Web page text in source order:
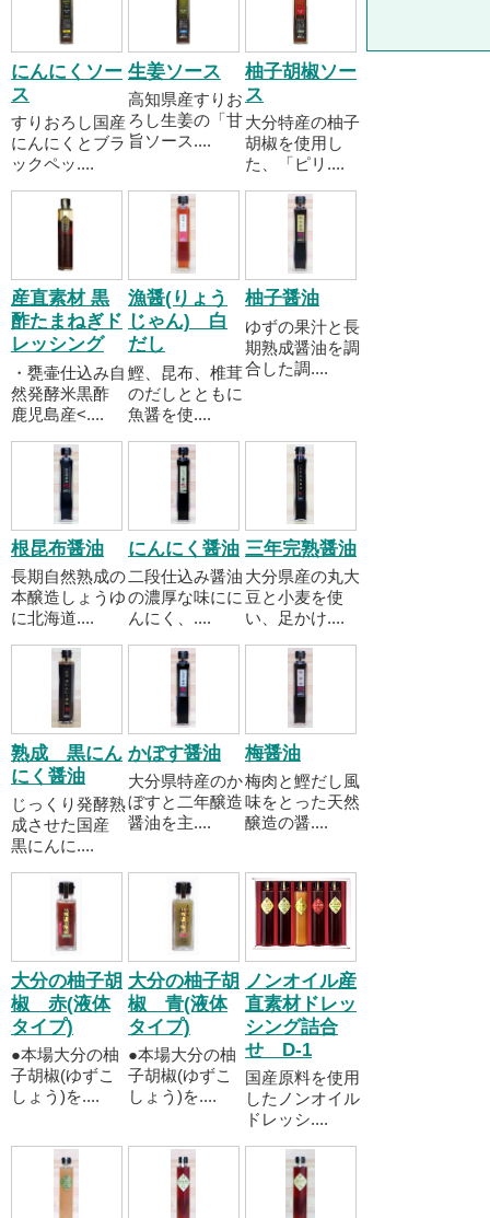
にんにくソー
ス
すりおろし国産
にんにくとブラ
ックペッ....
生姜ソース
高知県産すりお
ろし生姜の「甘
旨ソース....
柚子胡椒ソー
ス
大分特産の柚子
胡椒を使用し
た、「ピリ....
産直素材 黒
酢たまねぎド
レッシング
・甕壷仕込み自
然発酵米黒酢
鹿児島産<....
漁醤(りょう
じゃん) 白
だし
鰹、昆布、椎茸
のだしとともに
魚醤を使....
柚子醤油
ゆずの果汁と長
期熟成醤油を調
合した調....
根昆布醤油
長期自然熟成の
本醸造しょうゆ
に北海道....
にんにく醤油
二段仕込み醤油
の濃厚な味にに
んにく、....
三年完熟醤油
大分県産の丸大
豆と小麦を使
い、足かけ....
熟成 黒にん
にく醤油
じっくり発酵熟
成させた国産
黒にんに....
かぼす醤油
大分県特産のか
ぼすと二年醸造
醤油を主....
梅醤油
梅肉と鰹だし風
味をとった天然
醸造の醤....
大分の柚子胡
椒 赤(液体
タイプ)
●本場大分の柚
子胡椒(ゆずこ
しょう)を....
大分の柚子胡
椒 青(液体
タイプ)
●本場大分の柚
子胡椒(ゆずこ
しょう)を....
ノンオイル産
直素材ドレッ
シング詰合
せ D-1
国産原料を使用
したノンオイル
ドレッシ....